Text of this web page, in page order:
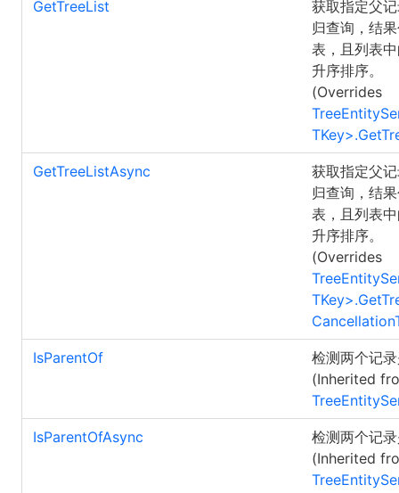
GetTreeList
获取指定父
归查询，结
表，且列表
升序排序。
(Overrides
TKey>.
GetTreeListAsync
获取指定父
归查询，结
表，且列表
升序排序。
(Overrides
TKey>.
IsParentOf
检测两个记
(Inherited
IsParentOfAsync
检测两个记
(Inherited